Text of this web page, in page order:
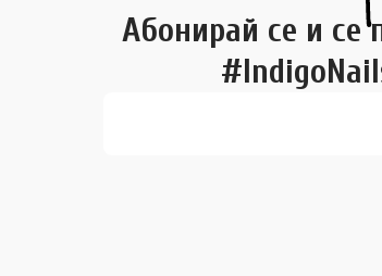
Абонирай се и се